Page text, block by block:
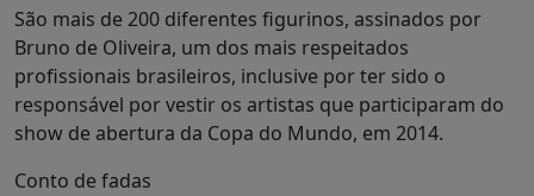
São mais de 200 diferentes figurinos, assinados por
Bruno de Oliveira, um dos mais respeitados
profissionais brasileiros, inclusive por ter sido o
responsável por vestir os artistas que participaram do
show de abertura da Copa do Mundo, em 2014.
Conto de fadas